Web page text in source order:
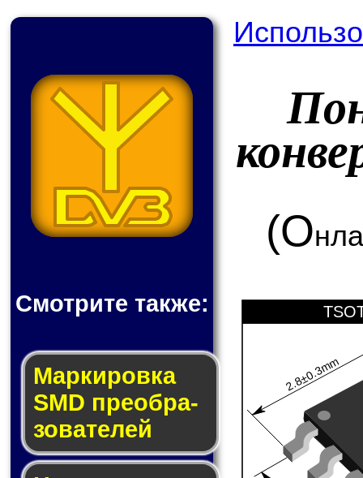
Смотрите также:
Мар­ки­ров­ка
SMD пре­об­ра­
зо­ва­те­лей
(О
2.8±0.3mm